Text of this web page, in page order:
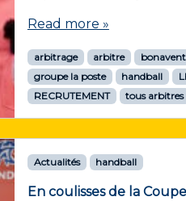
Read more »
arbitrage arbitre
groupe la poste
handball
RECRUTEMENT
tous arbitres
Actualités handball
En coulisses de la